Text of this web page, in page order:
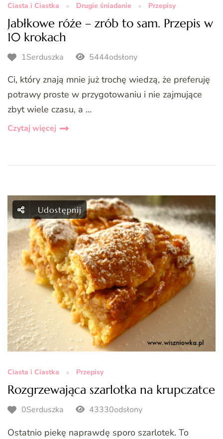
Ciasta i Ciastka Drugie śniadanie Przepisy
Jabłkowe róże – zrób to sam. Przepis w
10 krokach
1Serduszka 5444odsłony
Ci, który znają mnie już trochę wiedzą, że preferuję
potrawy proste w przygotowaniu i nie zajmujące
zbyt wiele czasu, a …
Czytaj więcej
Udostępnij
Ciasta i Ciastka Przepisy
Rozgrzewająca szarlotka na krupczatce
0Serduszka 43330odsłony
Ostatnio piekę naprawdę sporo szarlotek. To